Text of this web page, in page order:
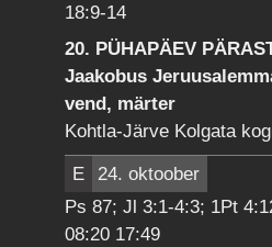
18:9-14
20. PÜHAPÄEV
Jaakobus
vend, märter
Kohtla-Järve Kolgata
E
24. oktoober
Ps 87; Jl 3:1-4:3; 1Pt
08:20 17:49